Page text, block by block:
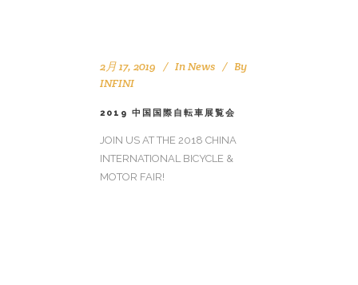
2月 17, 2019 InNews
By
INFINI
2019 中国国際自転車展覧会
JOIN US AT THE 2018 CHINA
INTERNATIONAL BICYCLE &
MOTOR FAIR!